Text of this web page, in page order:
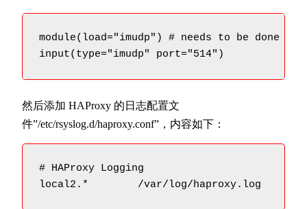
module(load="imudp") # needs to be done
input(type="imudp" port="514")
然后添加 HAProxy 的日志配置文
件”/etc/rsyslog.d/haproxy.conf”，内容如下：
# HAProxy Logging
local2.*        /var/log/haproxy.log